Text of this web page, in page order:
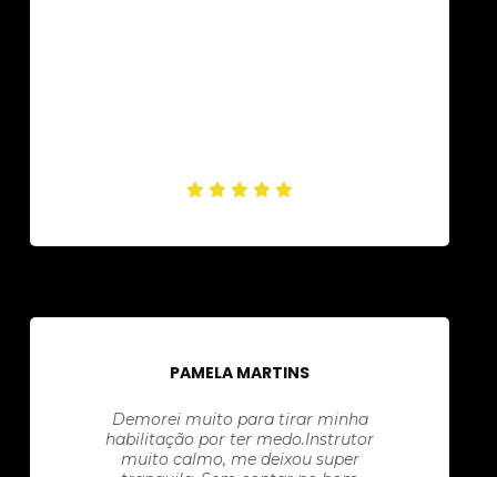
PAMELA MARTINS
Demorei muito para tirar minha
habilitação por ter medo.Instrutor
muito calmo, me deixou super